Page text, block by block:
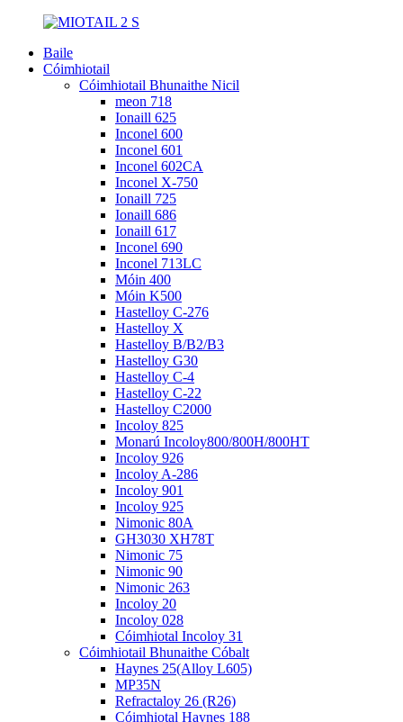
Baile
Cóimhiotail
Cóimhiotail Bhunaithe Nicil
meon 718
Ionaill 625
Inconel 600
Inconel 601
Inconel 602CA
Inconel X-750
Ionaill 725
Ionaill 686
Ionaill 617
Inconel 690
Inconel 713LC
Móin 400
Móin K500
Hastelloy C-276
Hastelloy X
Hastelloy B/B2/B3
Hastelloy G30
Hastelloy C-4
Hastelloy C-22
Hastelloy C2000
Incoloy 825
Monarú Incoloy800/800H/800HT
Incoloy 926
Incoloy A-286
Incoloy 901
Incoloy 925
Nimonic 80A
GH3030 XH78T
Nimonic 75
Nimonic 90
Nimonic 263
Incoloy 20
Incoloy 028
Cóimhiotal Incoloy 31
Cóimhiotail Bhunaithe Cóbalt
Haynes 25(Alloy L605)
MP35N
Refractaloy 26 (R26)
Cóimhiotal Haynes 188